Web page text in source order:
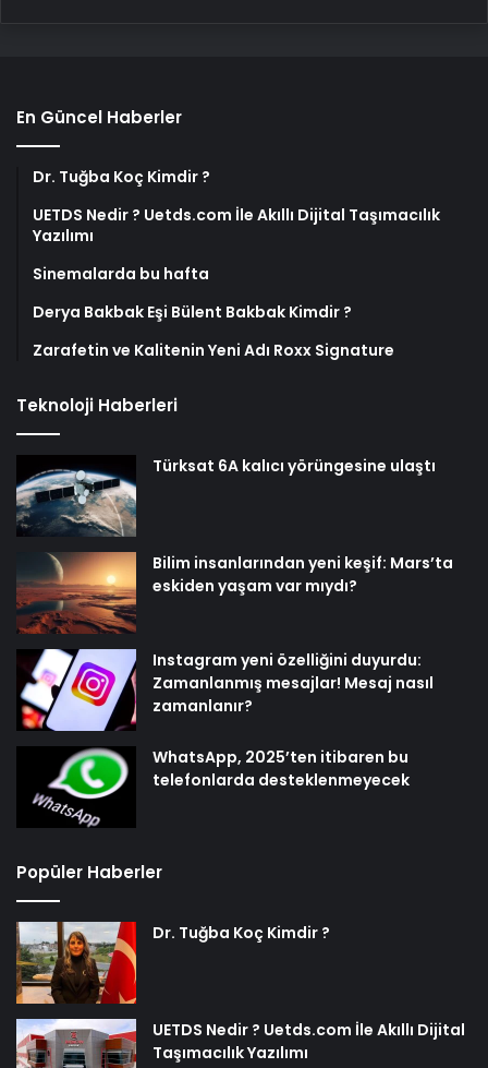
En Güncel Haberler
Dr. Tuğba Koç Kimdir ?
UETDS Nedir ? Uetds.com İle Akıllı Dijital Taşımacılık
Yazılımı
Sinemalarda bu hafta
Derya Bakbak Eşi Bülent Bakbak Kimdir ?
Zarafetin ve Kalitenin Yeni Adı Roxx Signature
Teknoloji Haberleri
Türksat 6A kalıcı yörüngesine ulaştı
Bilim insanlarından yeni keşif: Mars’ta
eskiden yaşam var mıydı?
Instagram yeni özelliğini duyurdu:
Zamanlanmış mesajlar! Mesaj nasıl
zamanlanır?
WhatsApp, 2025’ten itibaren bu
telefonlarda desteklenmeyecek
Popüler Haberler
Dr. Tuğba Koç Kimdir ?
UETDS Nedir ? Uetds.com İle Akıllı Dijital
Taşımacılık Yazılımı